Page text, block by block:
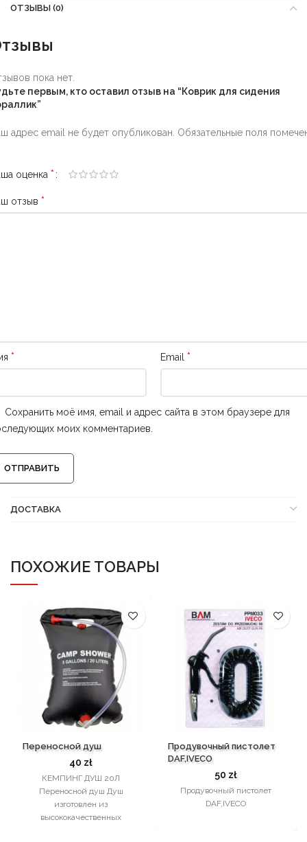
ОТЗЫВЫ (0)
пока нет.
первым, кто оставил отзыв на “Коврик для сидения
адрес email не будет опубликован. Обязательные поля
оценка *
отзыв *
* Email *
Сохранить моё имя, email и адрес сайта в этом браузере для
моих комментариев.
ДОСТАВКА
ПОХОЖИЕ ТОВАРЫ
Переносной душ
40 zł
КЕМПИНГ ДУШ 20Л
Переносной душ Душ
изготовлен из
высококачественных
Продувочный пистолет
DAF,IVECO
50 zł
Продувочный пистолет
DAF,IVECO